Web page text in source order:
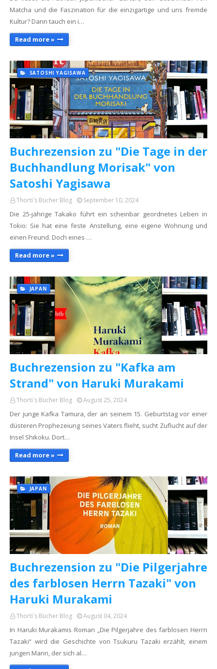
Matcha und die Faszination für die einzigartige und uns fremde
Kultur? Dann tauch ein i…
Read more »
SATOSHI YAGISAWA
Buchrezension zu "Die Tage in der
Buchhandlung Morisak" von
Satoshi Yagisawa
Thorti´s Bücher Blog September 10, 2024
Die 25-jährige Takako führt ein scheinbar geordnetes Leben in
Tokio: Sie hat eine feste Anstellung, eine eigene Wohnung und
einen Freund. Doch eines …
Read more »
JAPAN
Buchrezension zu "Kafka am
Strand" von Haruki Murakami
Thorti´s Bücher Blog August 25, 2024
Der junge Kafka Tamura, der an seinem 15. Geburtstag vor einer
düsteren Prophezeiung seines Vaters flieht, sucht Zuflucht auf der
Insel Shikoku. Dort…
Read more »
JAPAN
Buchrezension zu "Die Pilgerjahre
des farblosen Herrn Tazaki" von
Haruki Murakami
Thorti´s Bücher Blog August 04, 2024
In Haruki Murakamis Roman „Die Pilgerjahre des farblosen Herrn
Tazaki“ wird die Geschichte von Tsukuru Tazaki erzählt, einem
jungen Mann, der sich al…